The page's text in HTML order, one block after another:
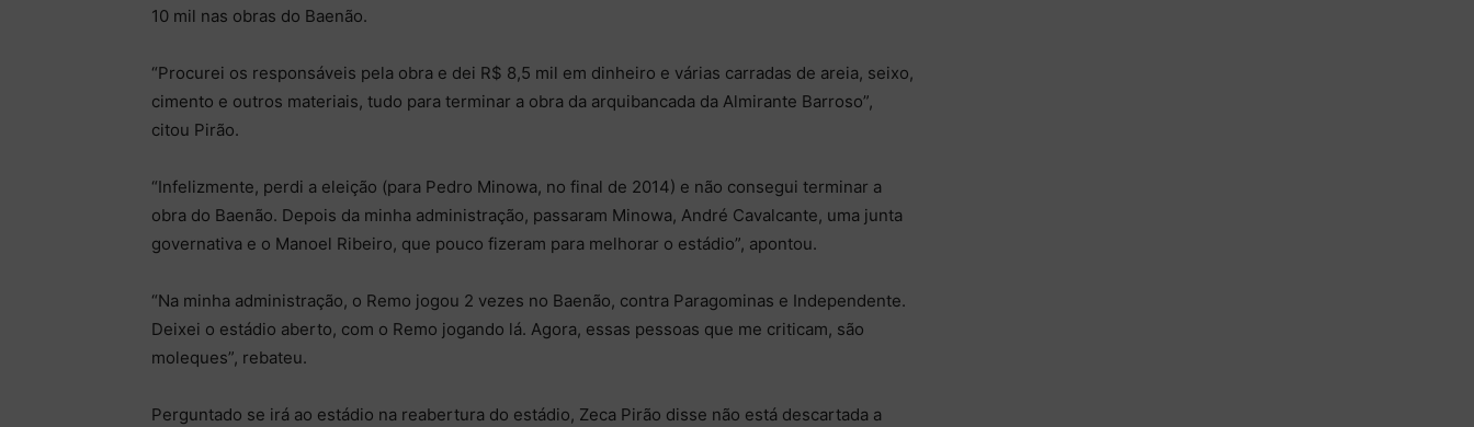
10 mil nas obras do Baenão.
“Procurei os responsáveis pela obra e dei R$ 8,5 mil em dinheiro e várias carradas de areia, seixo,
cimento e outros materiais, tudo para terminar a obra da arquibancada da Almirante Barroso”,
citou Pirão.
“Infelizmente, perdi a eleição (para Pedro Minowa, no final de 2014) e não consegui terminar a
obra do Baenão. Depois da minha administração, passaram Minowa, André Cavalcante, uma junta
governativa e o Manoel Ribeiro, que pouco fizeram para melhorar o estádio”, apontou.
“Na minha administração, o Remo jogou 2 vezes no Baenão, contra Paragominas e Independente.
Deixei o estádio aberto, com o Remo jogando lá. Agora, essas pessoas que me criticam, são
moleques”, rebateu.
Perguntado se irá ao estádio na reabertura do estádio, Zeca Pirão disse não está descartada a